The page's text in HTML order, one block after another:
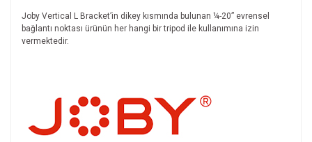
Joby Vertical L Bracket’in dikey kısmında bulunan ¼-20” evrensel
bağlantı noktası ürünün her hangi bir tripod ile kullanımına izin
vermektedir.